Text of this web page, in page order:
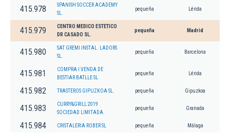
415.978
SPANISH SOCCER ACADEMY
SL.
pequeña Lérida
415.979
CENTRO MEDICO ESTETICO
DR CASADO SL.
pequeña Madrid
415.980
SAT GREMI INSTAL. LADORS
SL.
pequeña Barcelona
415.981
COMPRA I VENDA DE
BESTIAR BATLLE SL
pequeña Lérida
415.982 TRASTEROS GIPUZKOA SL. pequeña Gipuzkoa
415.983
CURRY&GRILL 2019
SOCIEDAD LIMITADA.
pequeña Granada
415.984 CRISTALERIA ROBER SL pequeña Málaga